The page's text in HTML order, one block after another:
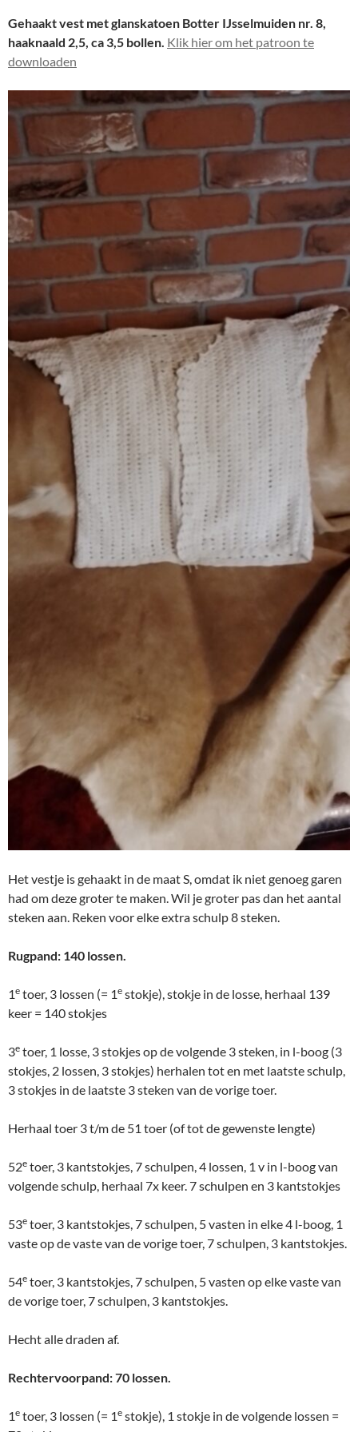
Gehaakt vest met glanskatoen Botter IJsselmuiden nr. 8,
haaknaald 2,5, ca 3,5 bollen. Klik hier om het patroon te
downloaden
Het vestje is gehaakt in de maat S, omdat ik niet genoeg garen
had om deze groter te maken. Wil je groter pas dan het aantal
steken aan. Reken voor elke extra schulp 8 steken.
Rugpand: 140 lossen.
1e toer, 3 lossen (= 1e stokje), stokje in de losse, herhaal 139
keer = 140 stokjes
3e toer, 1 losse, 3 stokjes op de volgende 3 steken, in l-boog (3
stokjes, 2 lossen, 3 stokjes) herhalen tot en met laatste schulp,
3 stokjes in de laatste 3 steken van de vorige toer.
Herhaal toer 3 t/m de 51 toer (of tot de gewenste lengte)
52e toer, 3 kantstokjes, 7 schulpen, 4 lossen, 1 v in l-boog van
volgende schulp, herhaal 7x keer. 7 schulpen en 3 kantstokjes
53e toer, 3 kantstokjes, 7 schulpen, 5 vasten in elke 4 l-boog, 1
vaste op de vaste van de vorige toer, 7 schulpen, 3 kantstokjes.
54e toer, 3 kantstokjes, 7 schulpen, 5 vasten op elke vaste van
de vorige toer, 7 schulpen, 3 kantstokjes.
Hecht alle draden af.
Rechtervoorpand: 70 lossen.
1e toer, 3 lossen (= 1e stokje), 1 stokje in de volgende lossen =